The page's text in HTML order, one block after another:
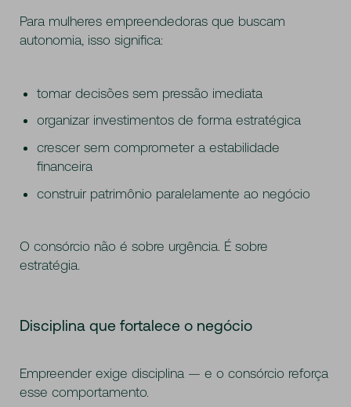
Para mulheres empreendedoras que buscam
autonomia, isso significa:
tomar decisões sem pressão imediata
organizar investimentos de forma estratégica
crescer sem comprometer a estabilidade
financeira
construir patrimônio paralelamente ao negócio
O consórcio não é sobre urgência. É sobre
estratégia.
Disciplina que fortalece o negócio
Empreender exige disciplina — e o consórcio reforça
esse comportamento.